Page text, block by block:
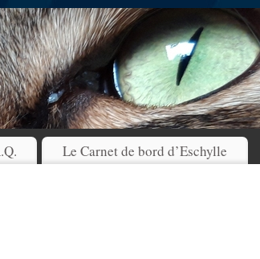
Le Carnet de bord d’Eschylle